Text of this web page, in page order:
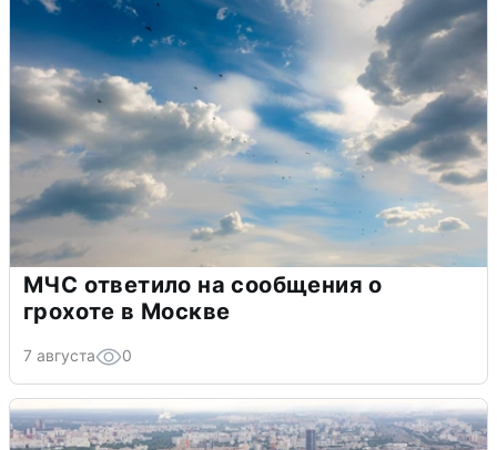
МЧС ответило на сообщения о
грохоте в Москве
7 августа 0